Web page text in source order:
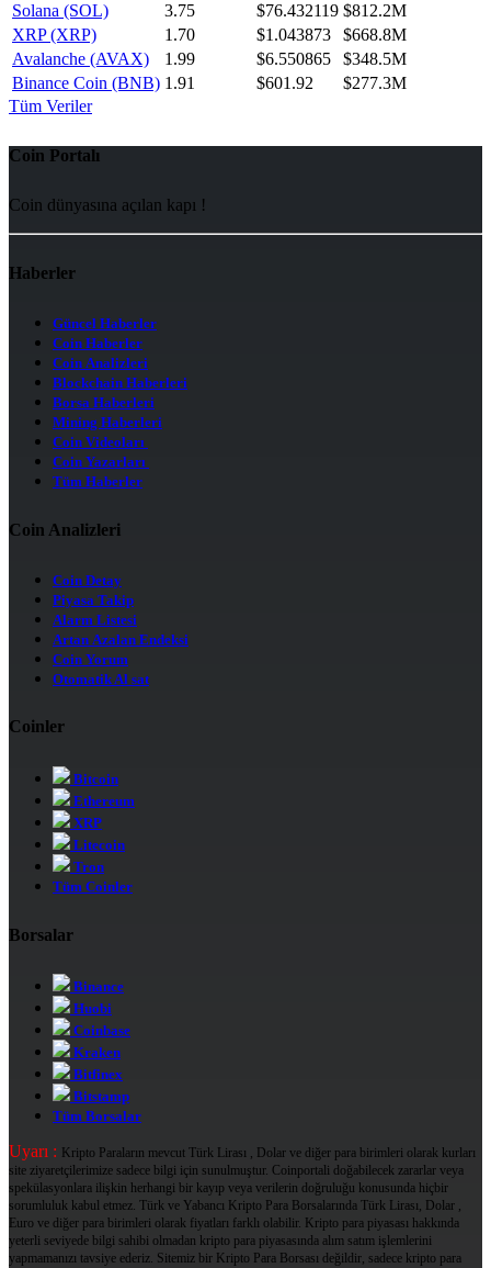
Solana (SOL)
3.75 $76.432119 $812.2M
XRP (XRP)
1.70 $1.043873
$668.8M
Avalanche (AVAX)
1.99 $6.550865
$348.5M
Binance Coin (BNB) 1.91 $601.92
$277.3M
Tüm Veriler
Coin Portalı
Coin dünyasına açılan kapı !
Haberler
Güncel Haberler
Coin Haberler
Coin Analizleri
Blockchain Haberleri
Borsa Haberleri
Mining Haberleri
Coin Videoları
Coin Yazarları
Tüm Haberler
Coin Analizleri
Coin Detay
Piyasa Takip
Alarm Listesi
Artan Azalan Endeksi
Coin Yorum
Otomatik Al sat
Coinler
Bitcoin
Ethereum
XRP
Litecoin
Tron
Tüm Coinler
Borsalar
Binance
Huobi
Coinbase
Kraken
Bitfinex
Bitstamp
Tüm Borsalar
Uyarı : Kripto Paraların mevcut Türk Lirası , Dolar ve diğer para birimleri olarak kurları
site ziyaretçilerimize sadece bilgi için sunulmuştur. Coinportali doğabilecek zararlar veya
spekülasyonlara ilişkin herhangi bir kayıp veya verilerin doğruluğu konusunda hiçbir
sorumluluk kabul etmez. Türk ve Yabancı Kripto Para Borsalarında Türk Lirası, Dolar ,
Euro ve diğer para birimleri olarak fiyatları farklı olabilir. Kripto para piyasası hakkında
yeterli seviyede bilgi sahibi olmadan kripto para piyasasında alım satım işlemlerini
yapmamanızı tavsiye ederiz. Sitemiz bir Kripto Para Borsası değildir, sadece kripto para